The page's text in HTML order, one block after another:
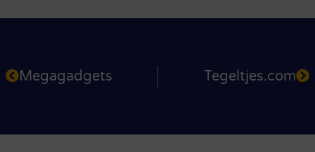
Megagadgets Tegeltjes.com